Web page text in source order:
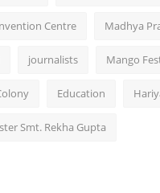
Centre Madhya
journalists Mango
Education
Smt. Rekha Gupta